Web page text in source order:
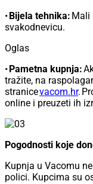
• Bijela tehnika: Mali
svakodnevicu.
Oglas
• Pametna kupnja:
tražite, na
stranicevacom.hr.
online i preuzeti ih
Pogodnosti koje
Kupnja u Vacomu
polici. Kupcima su